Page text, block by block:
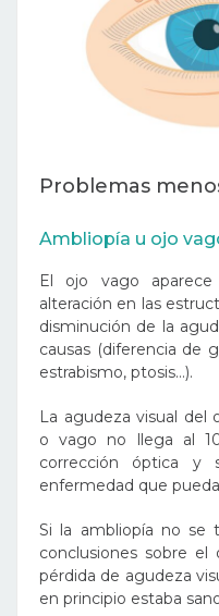
Problemas
Ambliopía u ojo
El ojo vago
alteración en las
disminución de la
causas (diferencia de
estrabismo, ptosis…).
La agudeza visual del
o vago no llega al
corrección óptica y
enfermedad que
Si la ambliopía no se
conclusiones sobre el
pérdida de agudeza
en principio estaba